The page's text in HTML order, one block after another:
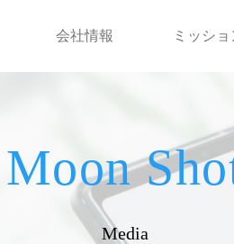
会社情報 ミッショ
Moon
Media